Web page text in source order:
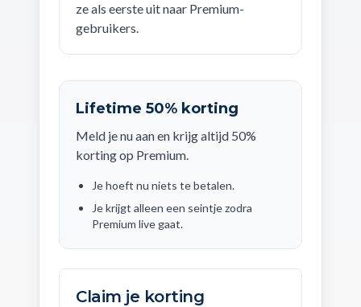
ze als eerste uit naar Premium-
gebruikers.
Lifetime 50% korting
Meld je nu aan en krijg altijd 50%
korting op Premium.
Je hoeft nu niets te betalen.
Je krijgt alleen een seintje zodra
Premium live gaat.
Claim je korting